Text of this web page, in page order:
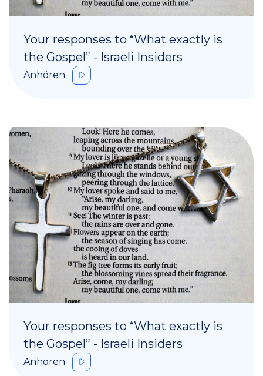
Your responses to “What exactly is
the Gospel” - Israeli Insiders
Anhören
Your responses to “What exactly is
the Gospel” - Israeli Insiders
Anhören